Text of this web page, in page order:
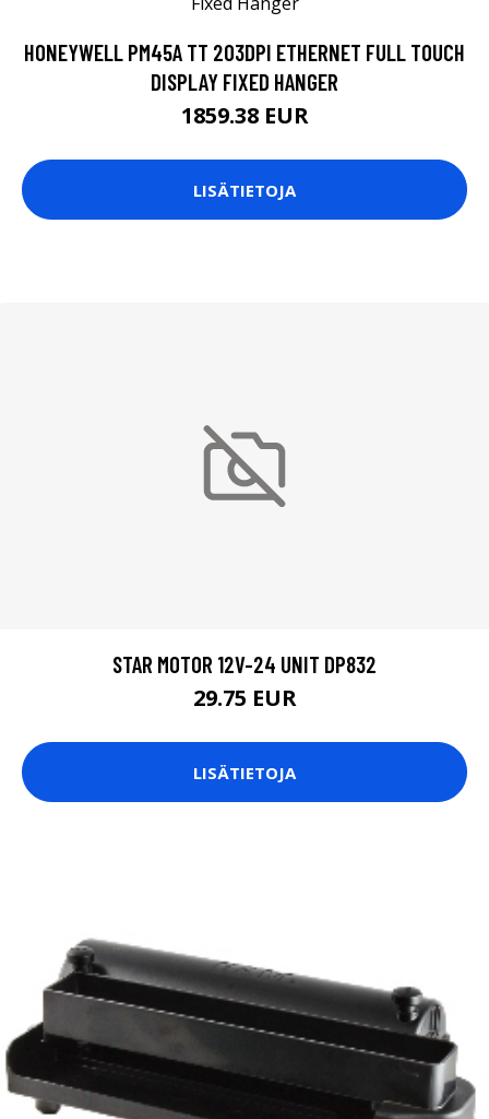
HONEYWELL PM45A TT 203DPI ETHERNET FULL TOUCH
DISPLAY FIXED HANGER
1859.38 EUR
LISÄTIETOJA
STAR MOTOR 12V-24 UNIT DP832
29.75 EUR
LISÄTIETOJA